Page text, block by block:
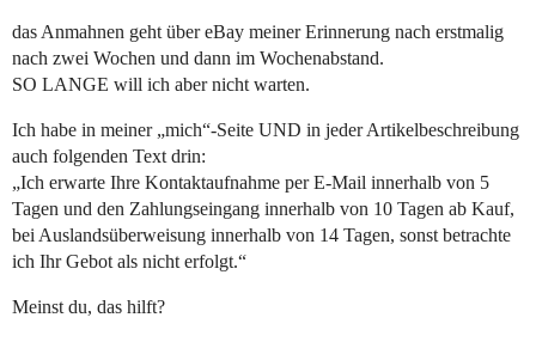
das Anmahnen geht über eBay meiner Erinnerung nach erstmalig
nach zwei Wochen und dann im Wochenabstand.
SO LANGE will ich aber nicht warten.
Ich habe in meiner „mich“-Seite UND in jeder Artikelbeschreibung
auch folgenden Text drin:
„Ich erwarte Ihre Kontaktaufnahme per E-Mail innerhalb von 5
Tagen und den Zahlungseingang innerhalb von 10 Tagen ab Kauf,
bei Auslandsüberweisung innerhalb von 14 Tagen, sonst betrachte
ich Ihr Gebot als nicht erfolgt.“
Meinst du, das hilft?